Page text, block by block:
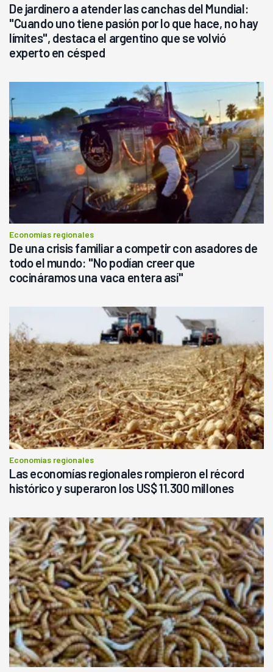
De jardinero a atender las canchas del Mundial:
"Cuando uno tiene pasión por lo que hace, no hay
límites", destaca el argentino que se volvió
experto en césped
Economías regionales
De una crisis familiar a competir con asadores de
todo el mundo: "No podían creer que
cocináramos una vaca entera así"
Economías regionales
Las economías regionales rompieron el récord
histórico y superaron los US$ 11.300 millones